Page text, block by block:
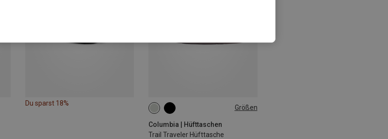
Du sparst 18%
Größen
Columbia | Hüfttaschen
Trail Traveler Hüfttasche
2L